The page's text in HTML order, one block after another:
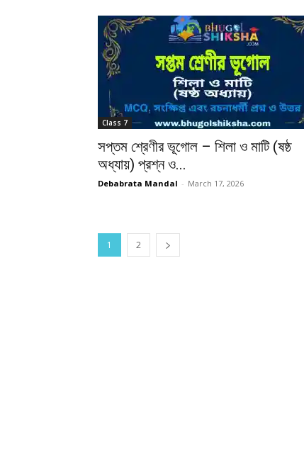
Class 7
সপ্তম শ্রেণীর ভূগোল – শিলা ও মাটি (ষষ্ঠ
অধ্যায়) প্রশ্ন ও...
Debabrata Mandal - March 17, 2026
1 2